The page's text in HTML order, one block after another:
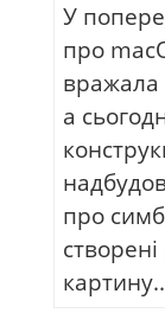
У
про
вражала
а
про